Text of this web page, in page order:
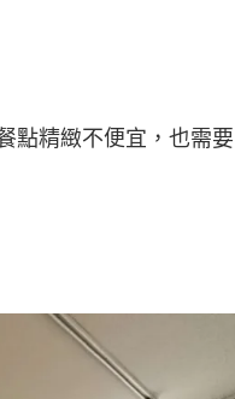
點精緻不便宜，也需要